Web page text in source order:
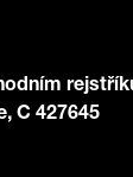
C 427645